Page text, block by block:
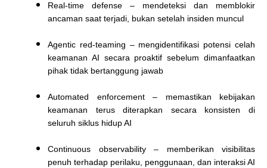
Real-time defense – mendeteksi dan memblokir
ancaman saat terjadi, bukan setelah insiden muncul
Agentic red-teaming – mengidentifikasi potensi celah
keamanan AI secara proaktif sebelum dimanfaatkan
pihak tidak bertanggung jawab
Automated enforcement – memastikan kebijakan
keamanan terus diterapkan secara konsisten di
seluruh siklus hidup AI
Continuous observability – memberikan visibilitas
penuh terhadap perilaku, penggunaan, dan interaksi AI